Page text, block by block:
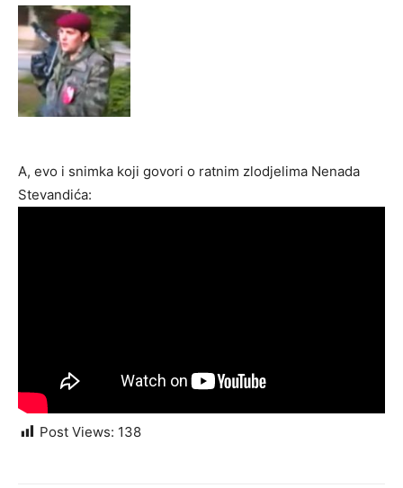
A, evo i snimka koji govori o ratnim zlodjelima Nenada
Stevandića:
Post Views: 138